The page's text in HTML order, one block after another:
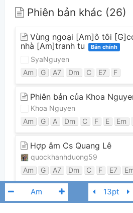
Phiên bản khác (26)
Vùng ngoại [Am]ô tôi
nhà [Am]tranh tu
Bản chính
SyaNguyen
Am G A7 Dm C E7 F
Phiên bản của Khoa
Khoa Nguyen
Am G A Dm C F E Em
Hợp âm Cs Quang Lê
quockhanhduong59
Am G A7 Dm C F E7
Xem tất cả 26 phiên bản